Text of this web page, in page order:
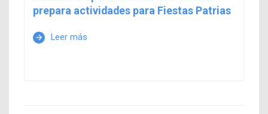
prepara actividades para Fiestas Patrias
arrow_forward Leer más